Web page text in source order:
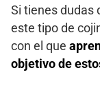
Si tienes dudas
este tipo de
con el que
objetivo de